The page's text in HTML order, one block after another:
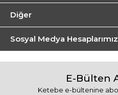
Diğer
Sosyal Medya Hesaplarımız
E-Bülten
Ketebe e-bültenine